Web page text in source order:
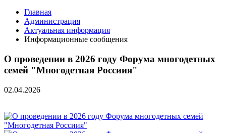
Главная
Администрация
Актуальная информация
Информационные сообщения
О проведении в 2026 году Форума многодетных
семей "Многодетная Россиия"
02.04.2026